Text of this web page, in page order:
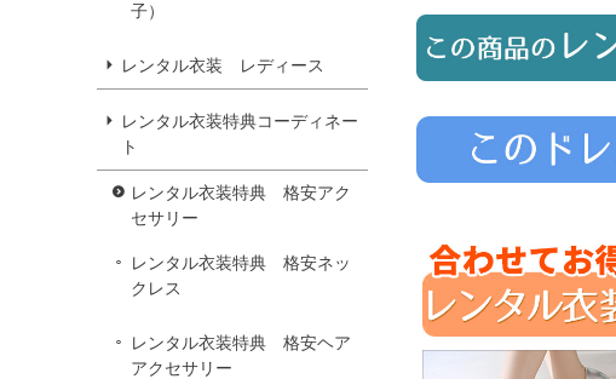
子）
レンタル衣装 レディース
レンタル衣装特典コーディネー
ト
レンタル衣装特典 格安アク
セサリー
レンタル衣装特典 格安ネッ
クレス
レンタル衣装特典 格安ヘア
アクセサリー